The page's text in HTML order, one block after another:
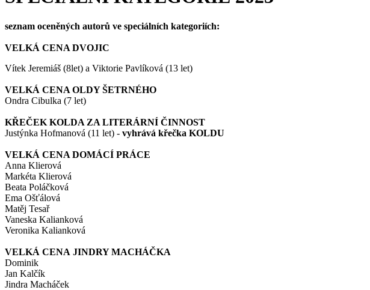
seznam oceněných autorů ve speciálních kategoriích:
VELKÁ CENA DVOJIC
Vítek Jeremiáš (8let) a Viktorie Pavlíková (13 let)
VELKÁ CENA OLDY ŠETRNÉHO
Ondra Cibulka (7 let)
KŘEČEK KOLDA ZA LITERÁRNÍ ČINNOST
Justýnka Hofmanová (11 let) - vyhrává křečka KOLDU
VELKÁ CENA DOMÁCÍ PRÁCE
Anna Klierová
Markéta Klierová
Beata Poláčková
Ema Ošťálová
Matěj Tesař
Vaneska Kalianková
Veronika Kalianková
VELKÁ CENA JINDRY MACHÁČKA
Dominik
Jan Kalčík
Jindra Macháček